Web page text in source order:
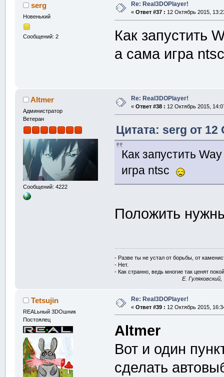
serg
Новенький
Сообщений: 2
Re: Real3DOPlayer!
« Ответ #37 : 12 Октябрь 2015,
Как запустить
а сама игра
Altmer
Администратор
Ветеран
Сообщений: 4222
Re: Real3DOPlayer!
« Ответ #38 : 12 Октябрь 2015,
Цитата: serg от 12
Как запустить
игра ntsc
Положить
- Разве ты не устал от борьбы, от
- Нет.
- Как странно, ведь многие так ценят
E.
Tetsujin
REALьный 3DOшник
Постоялец
Re: Real3DOPlayer!
« Ответ #39 : 12 Октябрь 2015,
Altmer
Вот и один
сделать